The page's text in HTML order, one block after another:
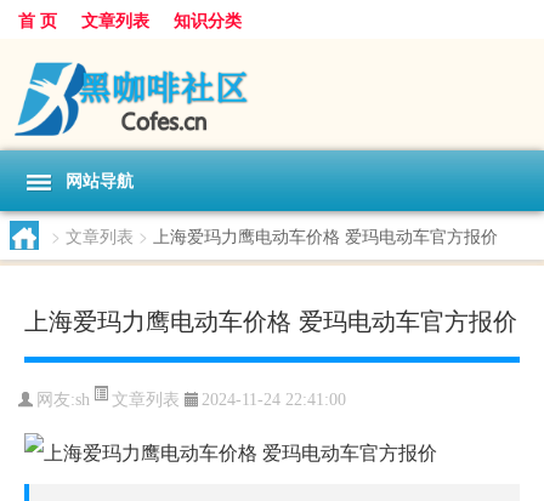
首 页 文章列表 知识分类
网站导航
> 文章列表 > 上海爱玛力鹰电动车价格 爱玛电动车官方报价
上海爱玛力鹰电动车价格 爱玛电动车官方报价
网友:sh 文章列表 2024-11-24 22:41:00